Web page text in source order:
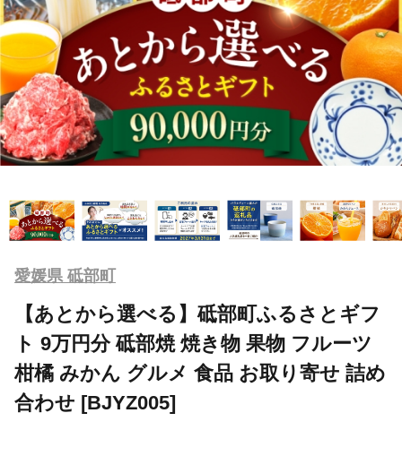
愛媛県 砥部町
【あとから選べる】砥部町ふるさとギフ
ト 9万円分 砥部焼 焼き物 果物 フルーツ
柑橘 みかん グルメ 食品 お取り寄せ 詰め
合わせ [BJYZ005]